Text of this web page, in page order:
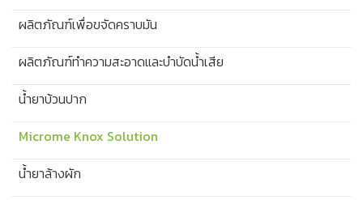
ผลิตภัณฑ์เพื่อขจัดคราบมัน
ผลิตภัณฑ์ทำความสะอาดและบำบัดน้ำเสีย
น้ำยาบ้วนปาก
Microme Knox Solution
น้ำยาล้างผัก